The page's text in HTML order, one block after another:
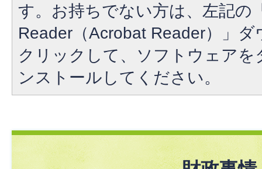
す。お持ちでない方は、左記の
Reader（Acrobat Reader）」
クリックして、ソフトウェア
ンストールしてください。